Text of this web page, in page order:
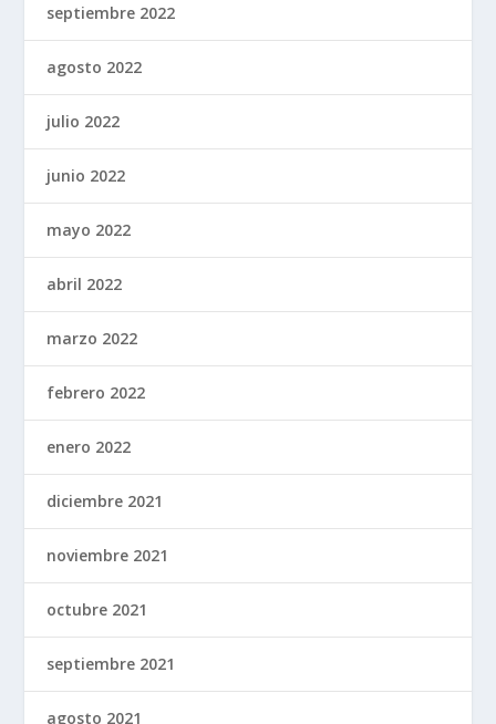
septiembre 2022
agosto 2022
julio 2022
junio 2022
mayo 2022
abril 2022
marzo 2022
febrero 2022
enero 2022
diciembre 2021
noviembre 2021
octubre 2021
septiembre 2021
agosto 2021